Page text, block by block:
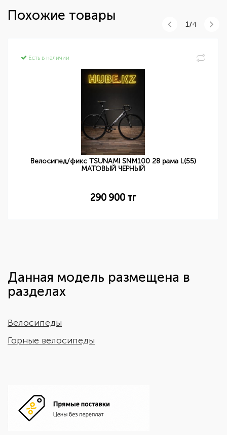
Похожие товары
Есть в наличии
Велосипед/фикс TSUNAMI SNM100 28 рама L(55)
МАТОВЫЙ ЧЕРНЫЙ
290 900 тг
1/4
Данная модель размещена в
разделах
Велосипеды
Горные велосипеды